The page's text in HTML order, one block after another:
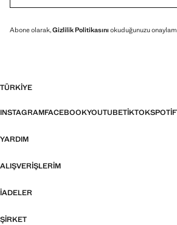
Abone olarak,Gizlilik Politikasını okuduğunuzu
TÜRKIYE
INSTAGRAMFACEBOOKYOUTUBETIKTOK
YARDIM
ALIŞVERIŞLERIM
İADELER
ŞIRKET